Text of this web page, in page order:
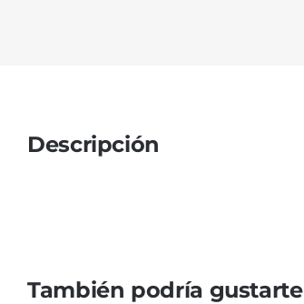
Descripción
También podría gustarte